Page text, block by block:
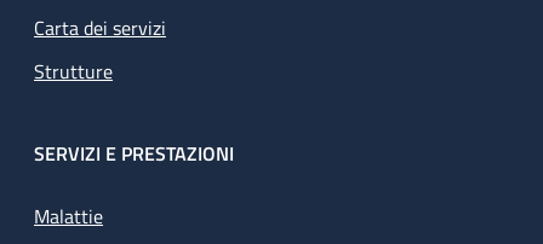
Carta dei servizi
Strutture
SERVIZI E PRESTAZIONI
Malattie